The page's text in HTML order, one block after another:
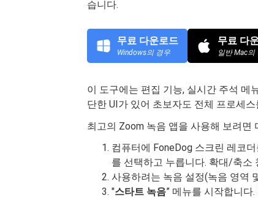
습니다.
무료 다운로드
Windows의 경우
무료 다
일반 Mac의
이 도구에는 편집 기능, 실시간 주석 메
단한 UI가 있어 초보자도 전체 프로세
최고의 Zoom 녹음 앱을 사용해 보려면
컴퓨터에 FoneDog 스크린 레코
를 선택하고 누릅니다. 확대/축소
사용하려는 녹음 설정(녹음 영역
"스타트 녹음” 메뉴를 시작합니다